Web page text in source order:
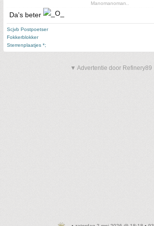
Manomanoman..
Da's beter
Scjvb Postpoetser
Fokkerblokker
Sterrenplaatjes *;
▼ Advertentie door Refinery89